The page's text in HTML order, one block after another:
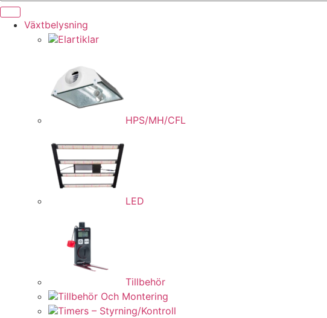
Växtbelysning
Elartiklar
HPS/MH/CFL
LED
Tillbehör
Tillbehör Och Montering
Timers – Styrning/Kontroll